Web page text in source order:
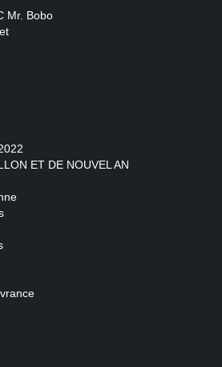
Mr. Bobo
ET DE NOUVEL AN